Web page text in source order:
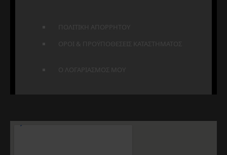
ΠΟΛΙΤΙΚΗ ΑΠΟΡΡΗΤΟΥ
ΟΡΟΙ & ΠΡΟΫΠΟΘΕΣΕΙΣ ΚΑΤΑΣΤΗΜΑΤΟΣ
Ο ΛΟΓΑΡΙΑΣΜΟΣ ΜΟΥ